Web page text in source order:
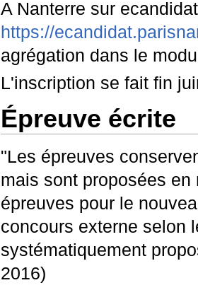
A Nanterre sur
https://
agrégation dans le
L'inscription se fait fin
Épreuve écrite
"Les épreuves
mais sont proposées
épreuves pour le
concours externe selon
systématiquement
2016)